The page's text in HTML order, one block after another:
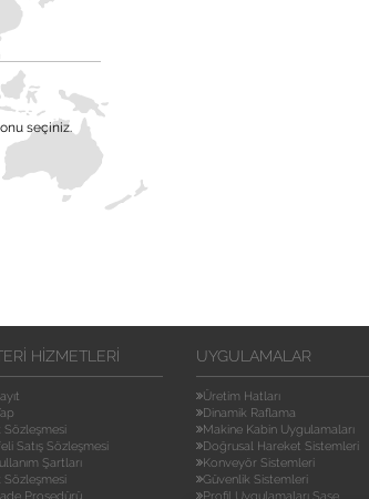
seçiniz.
HIZMETLERI
Sözleşmesi
Satış Sözleşmesi
Şartları
Sözleşmesi
UYGULAMALAR
Üretim Hatları
Dinamik Raflama
Makine Kabin Uygulamaları
Doğrusal Hareket Sistemleri
Konveyör Sistemleri
Güvenlik Sistemleri